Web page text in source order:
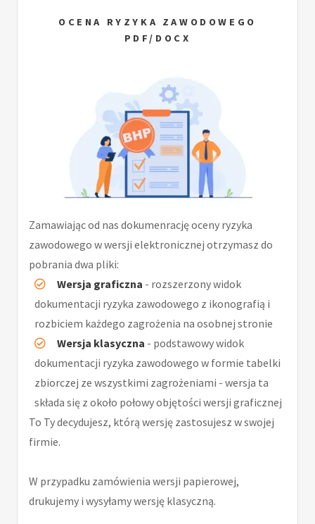
OCENA RYZYKA ZAWODOWEGO
PDF/DOCX
Zamawiając od nas dokumenrację oceny ryzyka
zawodowego w wersji elektronicznej otrzymasz do
pobrania dwa pliki:
Wersja graficzna - rozszerzony widok
dokumentacji ryzyka zawodowego z ikonografią i
rozbiciem każdego zagrożenia na osobnej stronie
Wersja klasyczna - podstawowy widok
dokumentacji ryzyka zawodowego w formie tabelki
zbiorczej ze wszystkimi zagrożeniami - wersja ta
składa się z około połowy objętości wersji graficznej
To Ty decydujesz, którą wersję zastosujesz w swojej
firmie.
W przypadku zamówienia wersji papierowej,
drukujemy i wysyłamy wersję klasyczną.